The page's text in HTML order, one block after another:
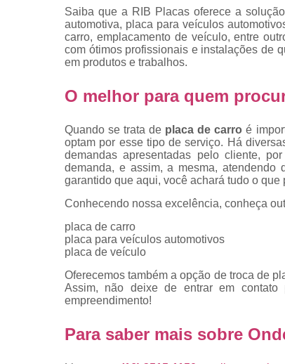
Troca
Saiba que a RIB Placas oferece a
automotiva, placa para veículos
carro, emplacamento de veículo, entre
com ótimos profissionais e instalações de
em produtos e trabalhos.
O melhor para quem
Quando se trata de placa de carro é
optam por esse tipo de serviço. Há
demandas apresentadas pelo cliente,
demanda, e assim, a mesma,
garantido que aqui, você achará tudo o que
Conhecendo nossa excelência, conheça
placa de carro
placa para veículos automotivos
placa de veículo
Oferecemos também a opção de troca de
Assim, não deixe de entrar em
empreendimento!
Para saber mais sobre